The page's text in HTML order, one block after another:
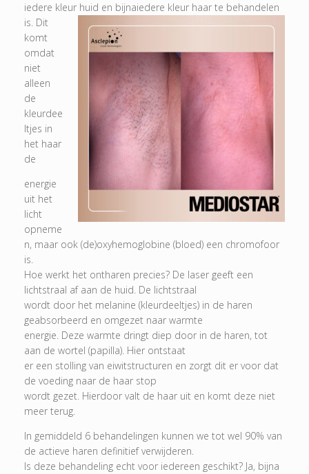
iedere kleur huid en bijnaiedere kleur haar te behandelen
is. Dit
komt
omdat
niet
alleen
de
kleurdee
ltjes in
het haar
de
energie
uit het
licht
opneme
n, maar ook (de)oxyhemoglobine (bloed) een chromofoor
is.
Hoe werkt het ontharen precies? De laser geeft een
lichtstraal af aan de huid. De lichtstraal
wordt door het melanine (kleurdeeltjes) in de haren
geabsorbeerd en omgezet naar warmte
energie. Deze warmte dringt diep door in de haren, tot
aan de wortel (papilla). Hier ontstaat
er een stolling van eiwitstructuren en zorgt dit er voor dat
de voeding naar de haar stop
wordt gezet. Hierdoor valt de haar uit en komt deze niet
meer terug.
In gemiddeld 6 behandelingen kunnen we tot wel 90% van
de actieve haren definitief verwijderen.
Is deze behandeling echt voor iedereen geschikt? Ja, bijna